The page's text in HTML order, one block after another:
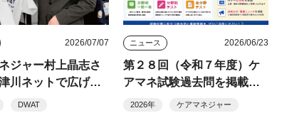
2026/07/07
ジャー村上晶志さ
川ネットで広げる
支え合い 和束（わ
DWAT
ニュース 2026/06/23
第２８回（令和７年度）ケ
アマネ試験過去問を掲載
解説付きで学習
2026年 ケアマネジャー